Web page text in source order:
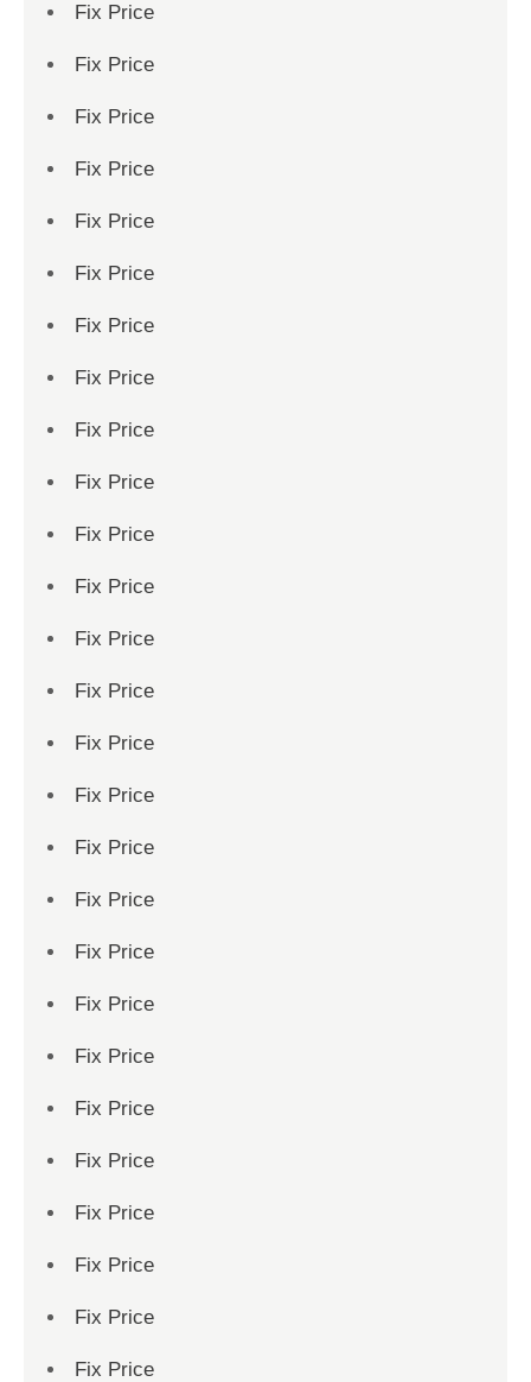
Fix Price
Fix Price
Fix Price
Fix Price
Fix Price
Fix Price
Fix Price
Fix Price
Fix Price
Fix Price
Fix Price
Fix Price
Fix Price
Fix Price
Fix Price
Fix Price
Fix Price
Fix Price
Fix Price
Fix Price
Fix Price
Fix Price
Fix Price
Fix Price
Fix Price
Fix Price
Fix Price